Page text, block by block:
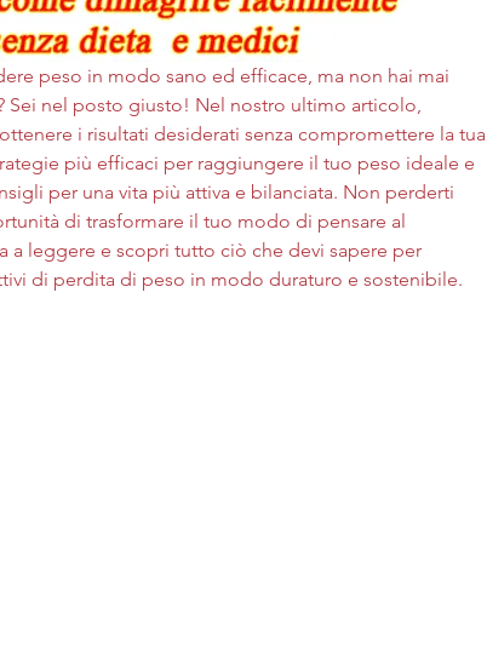
peso in modo sano ed efficace, ma non hai mai
Sei nel posto giusto! Nel nostro ultimo articolo,
i risultati desiderati senza compromettere la tua
più efficaci per raggiungere il tuo peso ideale e
per una vita più attiva e bilanciata. Non perderti
di trasformare il tuo modo di pensare al
a leggere e scopri tutto ciò che devi sapere per
di perdita di peso in modo duraturo e sostenibile.